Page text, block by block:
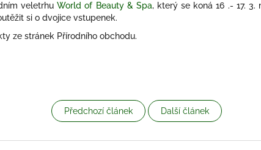
veletrhuWorld of Beauty & Spa, který se koná 16 .- 17. 3.
si o dvojice vstupenek.
ze stránek Přírodního obchodu.
Předchozí článek Další článek